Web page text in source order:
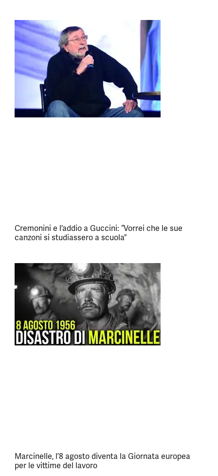
Cremonini e l’addio a Guccini: “Vorrei che le sue
canzoni si studiassero a scuola”
Marcinelle, l’8 agosto diventa la Giornata europea
per le vittime del lavoro